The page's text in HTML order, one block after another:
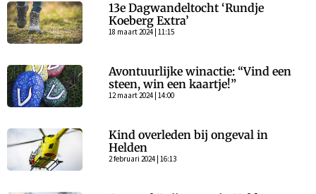
13e Dagwandeltocht ‘Rundje
Koeberg Extra’
18 maart 2024 | 11:15
Avontuurlijke winactie: “Vind een
steen, win een kaartje!”
12 maart 2024 | 14:00
Kind overleden bij ongeval in
Helden
2 februari 2024 | 16:13